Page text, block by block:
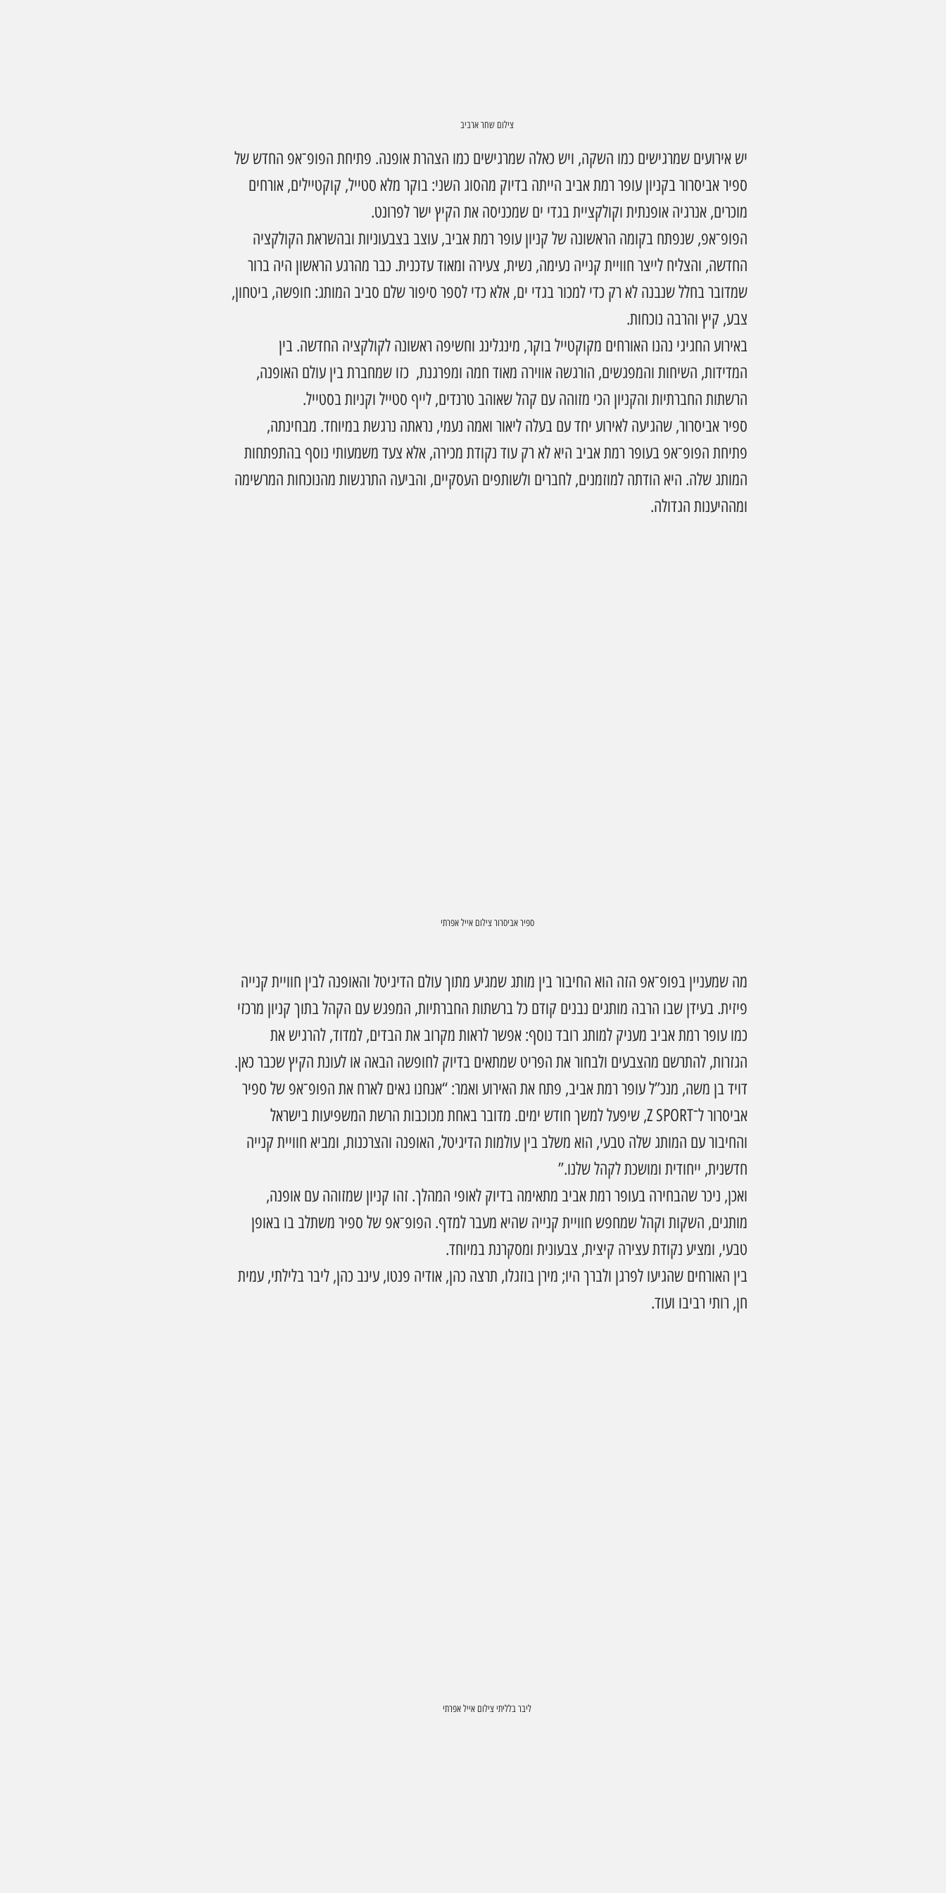
צילום שחר ארביב
יש אירועים שמרגישים כמו השקה, ויש כאלה שמרגישים כמו הצהרת אופנה. פתיחת הפופ־אפ החדש של
ספיר אביסרור בקניון עופר רמת אביב הייתה בדיוק מהסוג השני: בוקר מלא סטייל, קוקטיילים, אורחים
מוכרים, אנרגיה אופנתית וקולקציית בגדי ים שמכניסה את הקיץ ישר לפרונט.
הפופ־אפ, שנפתח בקומה הראשונה של קניון עופר רמת אביב, עוצב בצבעוניות ובהשראת הקולקציה
החדשה, והצליח לייצר חוויית קנייה נעימה, נשית, צעירה ומאוד עדכנית. כבר מהרגע הראשון היה ברור
שמדובר בחלל שנבנה לא רק כדי למכור בגדי ים, אלא כדי לספר סיפור שלם סביב המותג: חופשה, ביטחון,
צבע, קיץ והרבה נוכחות.
באירוע החגיגי נהנו האורחים מקוקטייל בוקר, מינגלינג וחשיפה ראשונה לקולקציה החדשה. בין
המדידות, השיחות והמפגשים, הורגשה אווירה מאוד חמה ומפרגנת,  כזו שמחברת בין עולם האופנה,
הרשתות החברתיות והקניון הכי מזוהה עם קהל שאוהב טרנדים, לייף סטייל וקניות בסטייל.
ספיר אביסרור, שהגיעה לאירוע יחד עם בעלה ליאור ואמה נעמי, נראתה נרגשת במיוחד. מבחינתה,
פתיחת הפופ־אפ בעופר רמת אביב היא לא רק עוד נקודת מכירה, אלא צעד משמעותי נוסף בהתפתחות
המותג שלה. היא הודתה למוזמנים, לחברים ולשותפים העסקיים, והביעה התרגשות מהנוכחות המרשימה
ומההיענות הגדולה.
ספיר אביסרור צילום אייל אפרתי
מה שמעניין בפופ־אפ הזה הוא החיבור בין מותג שמגיע מתוך עולם הדיגיטל והאופנה לבין חוויית קנייה
פיזית. בעידן שבו הרבה מותגים נבנים קודם כל ברשתות החברתיות, המפגש עם הקהל בתוך קניון מרכזי
כמו עופר רמת אביב מעניק למותג רובד נוסף: אפשר לראות מקרוב את הבדים, למדוד, להרגיש את
הגזרות, להתרשם מהצבעים ולבחור את הפריט שמתאים בדיוק לחופשה הבאה או לעונת הקיץ שכבר כאן.
דויד בן משה, מנכ”ל עופר רמת אביב, פתח את האירוע ואמר: “אנחנו גאים לארח את הפופ־אפ של ספיר
אביסרור ל־Z SPORT, שיפעל למשך חודש ימים. מדובר באחת מכוכבות הרשת המשפיעות בישראל
והחיבור עם המותג שלה טבעי, הוא משלב בין עולמות הדיגיטל, האופנה והצרכנות, ומביא חוויית קנייה
חדשנית, ייחודית ומושכת לקהל שלנו.”
ואכן, ניכר שהבחירה בעופר רמת אביב מתאימה בדיוק לאופי המהלך. זהו קניון שמזוהה עם אופנה,
מותגים, השקות וקהל שמחפש חוויית קנייה שהיא מעבר למדף. הפופ־אפ של ספיר משתלב בו באופן
טבעי, ומציע נקודת עצירה קיצית, צבעונית ומסקרנת במיוחד.
בין האורחים שהגיעו לפרגן ולברך היו; מירן בוזגלו, תרצה כהן, אודיה פנטו, עינב כהן, ליבר בלילתי, עמית
חן, רותי רביבו ועוד.
ליבר בלליתי צילום אייל אפרתי